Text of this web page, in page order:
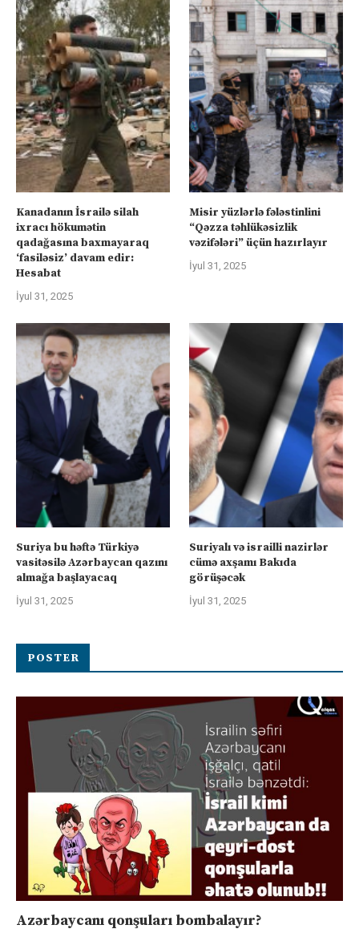
Kanadanın İsrailə silah
ixracı hökumətin
qadağasına baxmayaraq
‘fasiləsiz’ davam edir:
Hesabat
İyul 31, 2025
Misir yüzlərlə fələstinlini
“Qəzza təhlükəsizlik
vəzifələri” üçün hazırlayır
İyul 31, 2025
Suriya bu həftə Türkiyə
vasitəsilə Azərbaycan qazını
almağa başlayacaq
İyul 31, 2025
Suriyalı və israilli nazirlər
cümə axşamı Bakıda
görüşəcək
İyul 31, 2025
POSTER
Azərbaycanı qonşuları bombalayır?